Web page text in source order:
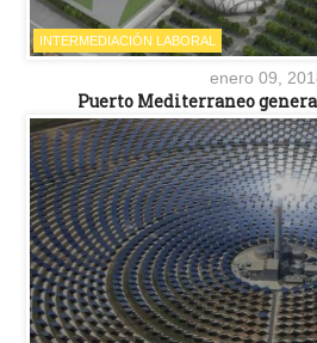
INTERMEDIACIÓN LABORAL
enero 09,
Puerto Mediterraneo